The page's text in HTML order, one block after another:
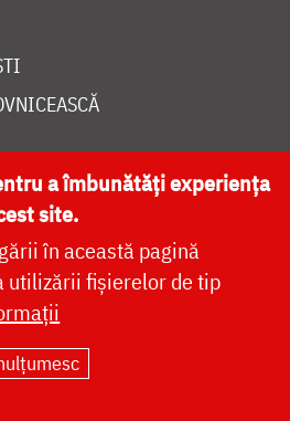
a îmbunătăți experiența
site.
în această pagină
utilizării fișierelor de tip